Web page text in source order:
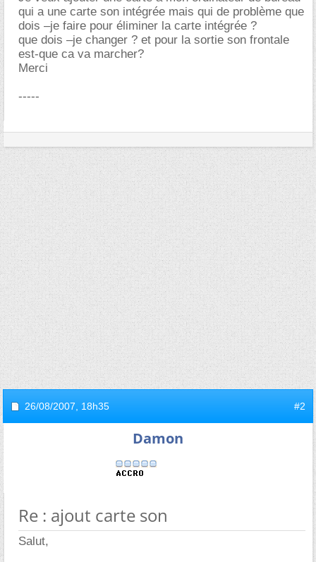
qui a une carte son intégrée mais qui de problème que
dois –je faire pour éliminer la carte intégrée ?
que dois –je changer ? et pour la sortie son frontale
est-que ca va marcher?
Merci
-----
26/08/2007, 18h35 #2
Damon
Re : ajout carte son
Salut,